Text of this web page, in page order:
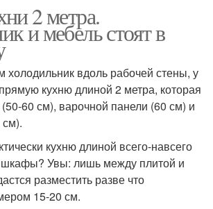
2 метра.
и мебель стоят в
холодильник вдоль рабочей стены, у
кухню длиной 2 метра, которая
(50-60 см), варочной панели (60 см) и
кухню длиной всего-навсего
шкафы? Увы: лишь между плитой и
разместить разве что
15-20 см.